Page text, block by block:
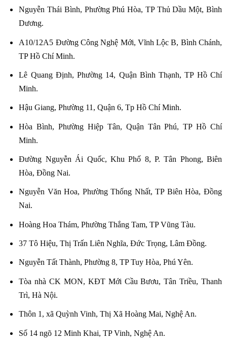
Nguyễn Thái Bình, Phường Phú Hòa, TP Thủ Dầu Một, Bình
Dương.
A10/12A5 Đường Công Nghệ Mới, Vĩnh Lộc B, Bình Chánh,
TP Hồ Chí Minh.
Lê Quang Định, Phường 14, Quận Bình Thạnh, TP Hồ Chí
Minh.
Hậu Giang, Phường 11, Quận 6, Tp Hồ Chí Minh.
Hòa Bình, Phường Hiệp Tân, Quận Tân Phú, TP Hồ Chí
Minh.
Đường Nguyễn Ái Quốc, Khu Phố 8, P. Tân Phong, Biên
Hòa, Đồng Nai.
Nguyễn Văn Hoa, Phường Thống Nhất, TP Biên Hòa, Đồng
Nai.
Hoàng Hoa Thám, Phường Thắng Tam, TP Vũng Tàu.
37 Tô Hiệu, Thị Trấn Liên Nghĩa, Đức Trọng, Lâm Đồng.
Nguyễn Tất Thành, Phường 8, TP Tuy Hòa, Phú Yên.
Tòa nhà CK MON, KĐT Mới Cầu Bươu, Tân Triều, Thanh
Trì, Hà Nội.
Thôn 1, xã Quỳnh Vinh, Thị Xã Hoàng Mai, Nghệ An.
Số 14 ngõ 12 Minh Khai, TP Vinh, Nghệ An.